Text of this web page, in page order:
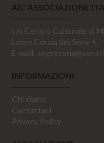
AIC ASSOCIAZIONE
c/o Centro Culturale di
Largo Corsia dei Servi 4,
E-mail:
INFORMAZIONI
Chi siamo
Contattaci
Privacy Policy